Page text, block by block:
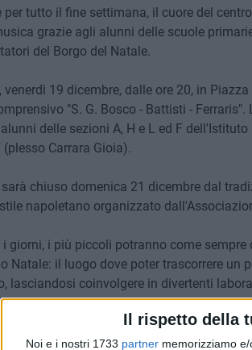
Il rispetto della
Noi e i nostri 1733 partner memorizziamo
per tutto il fine settimana, il cuore del
grazie agli alunni delle scuole
del Borgo del Natale.
19 dicembre, dalle ore 20, in
"S. G. Bosco - Battisti -
delle sezioni A, H e L ed F
Carrara Gioia).
chiuso domenica 21 dicembre dal
napoletano organizzato
i giorni, i più piccoli potranno come
Natale: il luogo dove poter trascorrere un
lasciandosi coinvolgere in divertenti
dell'anno, quello con Babbo Natale
una foto insieme.